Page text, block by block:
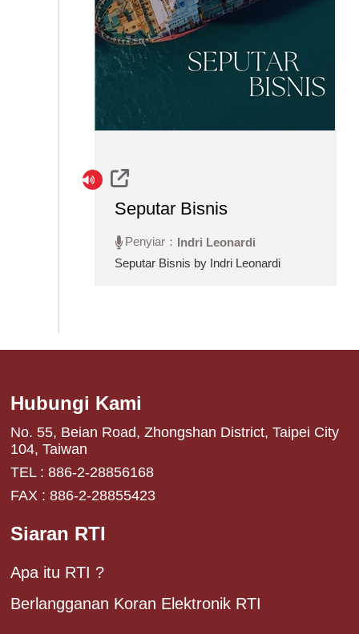
Seputar Bisnis
Penyiar： Indri Leonardi
Seputar Bisnis by Indri Leonardi
Hubungi Kami
No. 55, Beian Road, Zhongshan District, Taipei City
104, Taiwan
TEL : 886-2-28856168
FAX : 886-2-28855423
Siaran RTI
Apa itu RTI ?
Berlangganan Koran Elektronik RTI